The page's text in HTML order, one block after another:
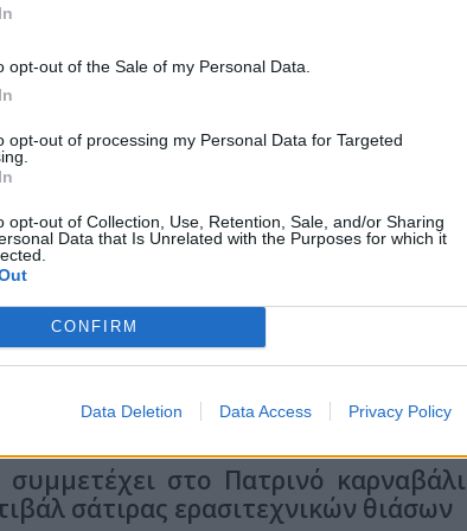
opt-out of the Sale of my Personal Data.
opt-out of processing my Personal Data for Targeted
opt-out of Collection, Use, Retention, Sale, and/or Sharing
Data that Is Unrelated with the Purposes for which it
CONFIRM
Data Deletion Data Access Privacy Policy
της Πρωινής του Κιλκίς, μοναδικής καθημερινής εφημερίδας
δεν θα είναι άνευ όρων"
Κιλκίς του ΣΥΡΙΖΑ-ΠΣ και αναπλ. Τομεάρχισσας Δικαιοσύνης,
στο Πατρινό καρναβάλι
σάτιρας ερασιτεχνικών θιάσων